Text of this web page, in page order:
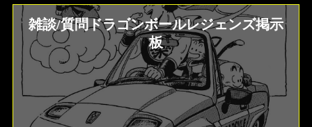
雑談/質問ドラゴンボールレジェンズ掲示
板